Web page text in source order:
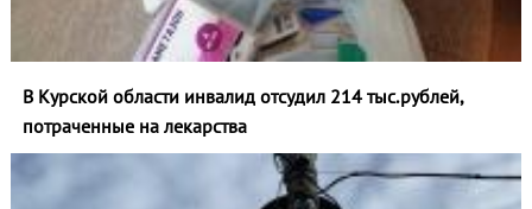
В Курской области инвалид отсудил 214 тыс.рублей,
потраченные на лекарства